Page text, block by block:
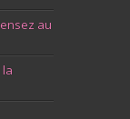
au